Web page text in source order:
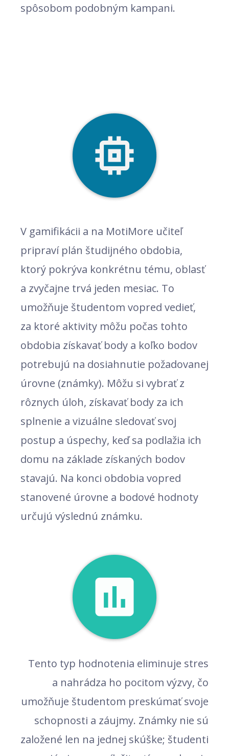
spôsobom podobným kampani.
V gamifikácii a na MotiMore učiteľ
pripraví plán študijného obdobia,
ktorý pokrýva konkrétnu tému, oblasť
a zvyčajne trvá jeden mesiac. To
umožňuje študentom vopred vedieť,
za ktoré aktivity môžu počas tohto
obdobia získavať body a koľko bodov
potrebujú na dosiahnutie požadovanej
úrovne (známky). Môžu si vybrať z
rôznych úloh, získavať body za ich
splnenie a vizuálne sledovať svoj
postup a úspechy, keď sa podlažia ich
domu na základe získaných bodov
stavajú. Na konci obdobia vopred
stanovené úrovne a bodové hodnoty
určujú výslednú známku.
Tento typ hodnotenia eliminuje stres
a nahrádza ho pocitom výzvy, čo
umožňuje študentom preskúmať svoje
schopnosti a záujmy. Známky nie sú
založené len na jednej skúške; študenti